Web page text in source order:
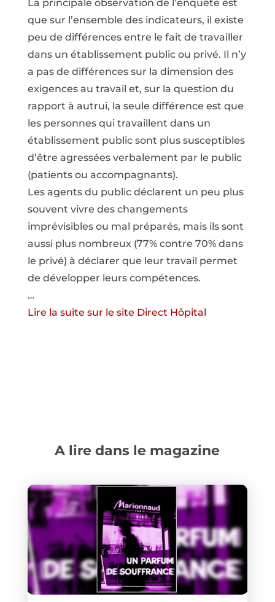
La principale observation de l’enquête est
que sur l’ensemble des indicateurs, il existe
peu de différences entre le fait de travailler
dans un établissement public ou privé. Il n’y
a pas de différences sur la dimension des
exigences au travail et, sur la question du
rapport à autrui, la seule différence est que
les personnes qui travaillent dans un
établissement public sont plus susceptibles
d’être agressées verbalement par le public
(patients ou accompagnants).
Les agents du public déclarent un peu plus
souvent vivre des changements
imprévisibles ou mal préparés, mais ils sont
aussi plus nombreux (77% contre 70% dans
le privé) à déclarer que leur travail permet
de développer leurs compétences.
…
Lire la suite sur le site Direct Hôpital
A lire dans le magazine